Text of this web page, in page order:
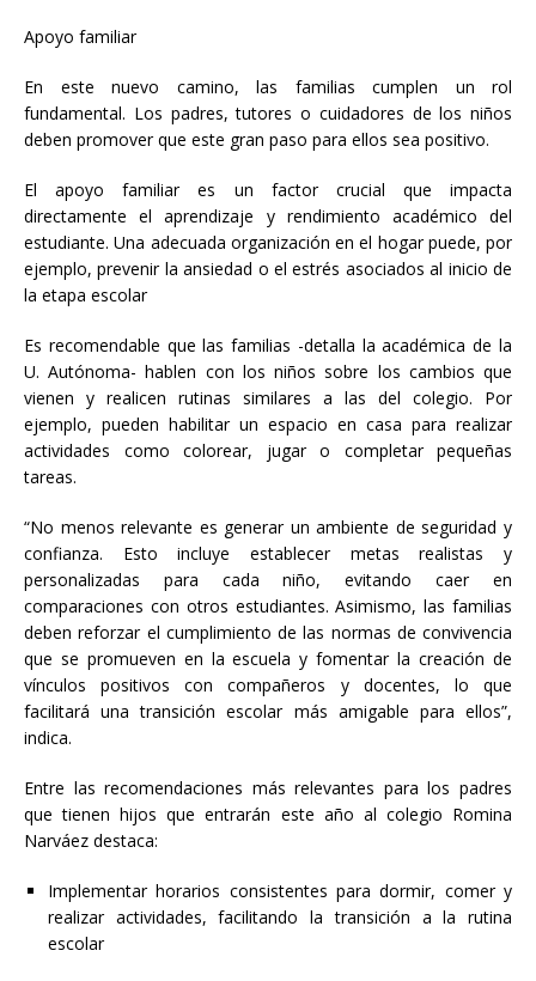
Apoyo familiar
En este nuevo camino, las familias cumplen un rol
fundamental. Los padres, tutores o cuidadores de los niños
deben promover que este gran paso para ellos sea positivo.
El apoyo familiar es un factor crucial que impacta
directamente el aprendizaje y rendimiento académico del
estudiante. Una adecuada organización en el hogar puede, por
ejemplo, prevenir la ansiedad o el estrés asociados al inicio de
la etapa escolar
Es recomendable que las familias -detalla la académica de la
U. Autónoma- hablen con los niños sobre los cambios que
vienen y realicen rutinas similares a las del colegio. Por
ejemplo, pueden habilitar un espacio en casa para realizar
actividades como colorear, jugar o completar pequeñas
tareas.
“No menos relevante es generar un ambiente de seguridad y
confianza. Esto incluye establecer metas realistas y
personalizadas para cada niño, evitando caer en
comparaciones con otros estudiantes. Asimismo, las familias
deben reforzar el cumplimiento de las normas de convivencia
que se promueven en la escuela y fomentar la creación de
vínculos positivos con compañeros y docentes, lo que
facilitará una transición escolar más amigable para ellos”,
indica.
Entre las recomendaciones más relevantes para los padres
que tienen hijos que entrarán este año al colegio Romina
Narváez destaca:
Implementar horarios consistentes para dormir, comer y
realizar actividades, facilitando la transición a la rutina
escolar